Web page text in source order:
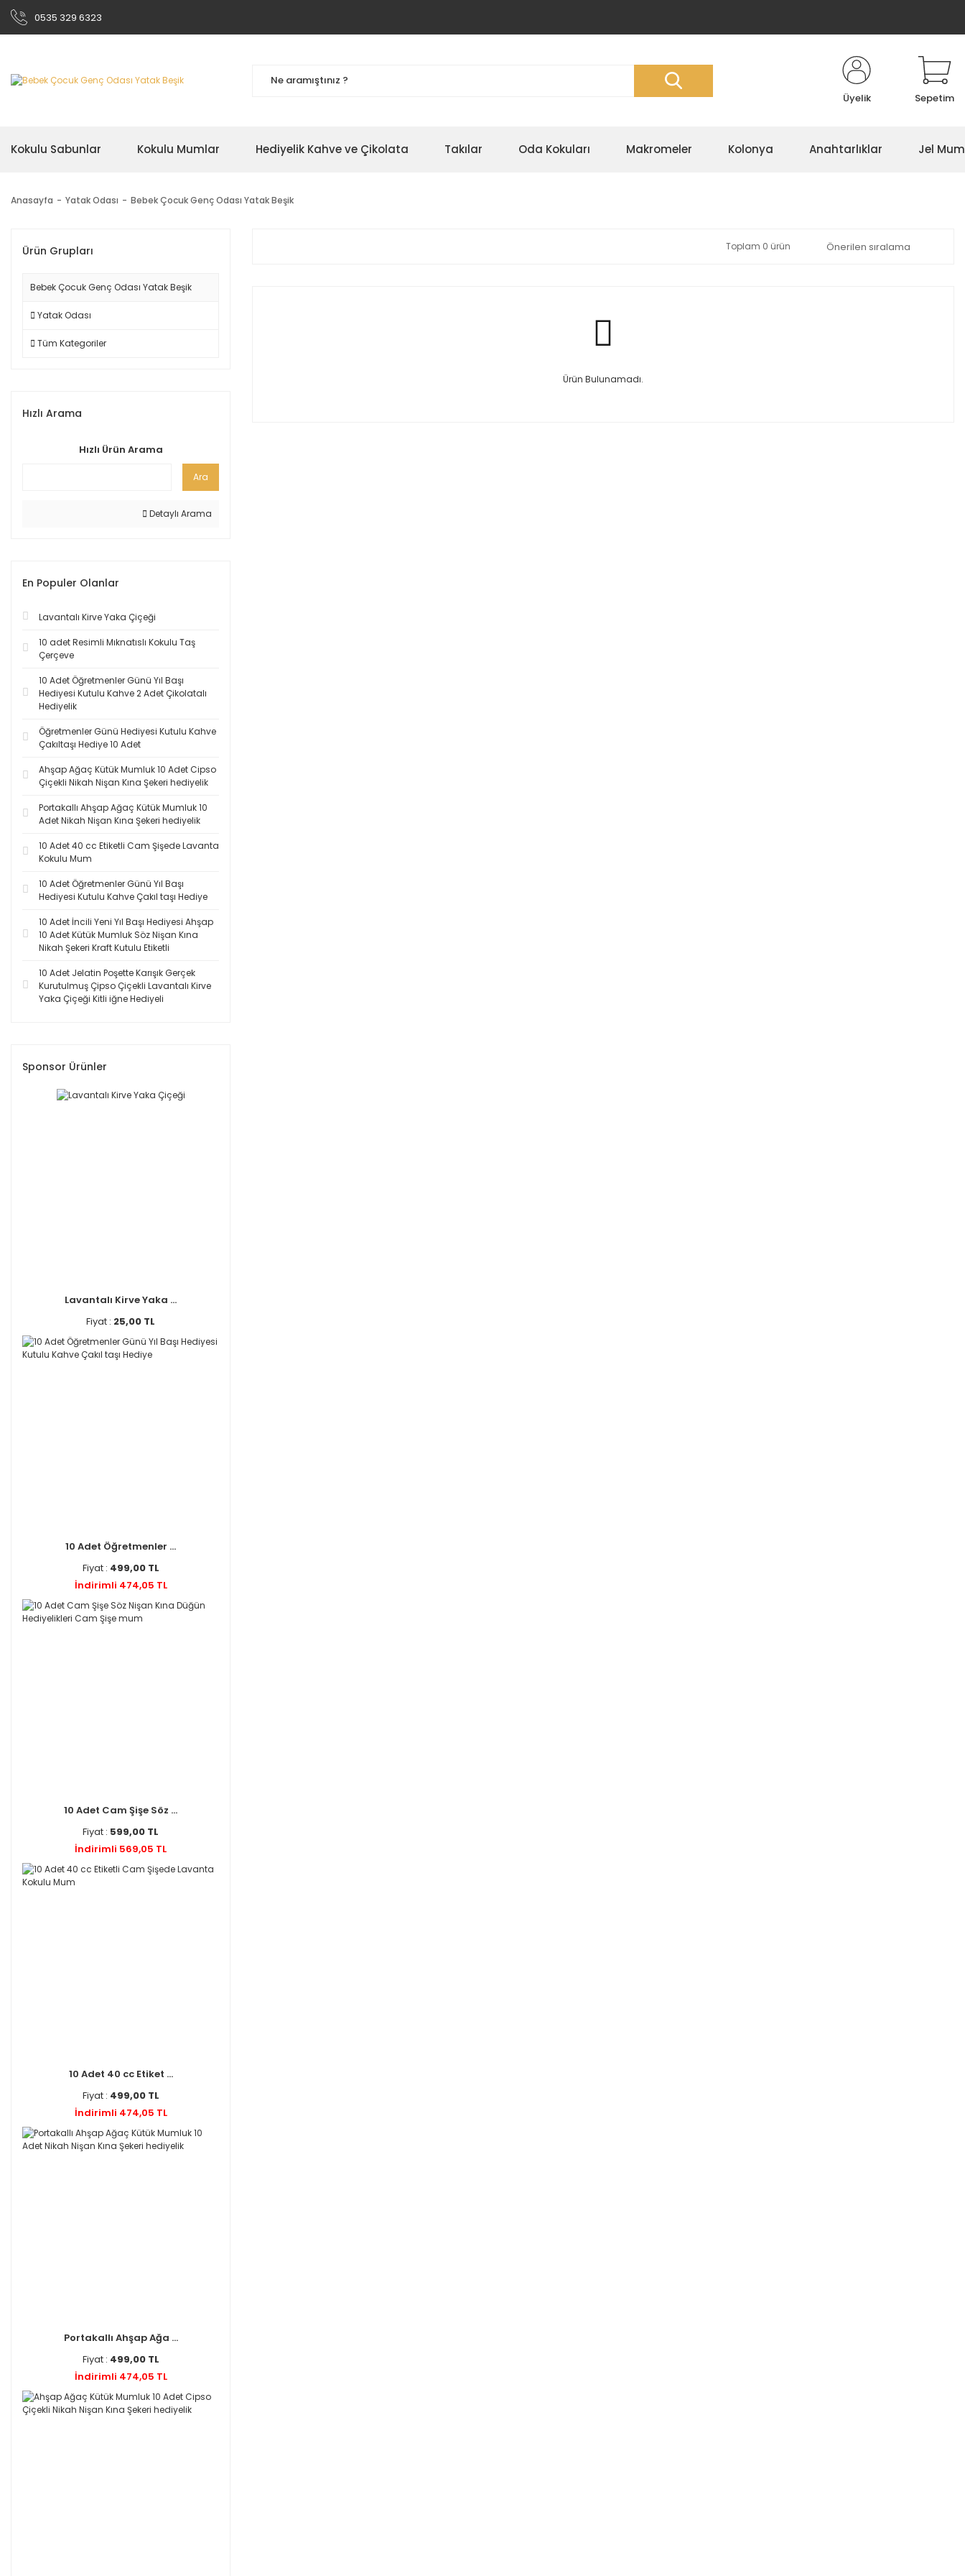
0535 329 6323
Üyelik Sepetim
Kokulu Sabunlar Kokulu Mumlar Hediyelik Kahve ve Çikolata Takılar Oda Kokuları Makromeler Kolonya Anahtarlıklar Jel
Anasayfa Yatak Odası Bebek Çocuk Genç Odası Yatak Beşik
Ürün Grupları
Bebek Çocuk Genç Odası Yatak Beşik
Yatak Odası
Tüm Kategoriler
Hızlı Arama
Hızlı Ürün Arama
Ara
Detaylı Arama
En Populer Olanlar
Lavantalı Kirve Yaka Çiçeği
10 adet Resimli Mıknatıslı Kokulu Taş
Çerçeve
10 Adet Öğretmenler Günü Yıl Başı
Hediyesi Kutulu Kahve 2 Adet Çikolatalı
Hediyelik
Öğretmenler Günü Hediyesi Kutulu Kahve
Çakıltaşı Hediye 10 Adet
Ahşap Ağaç Kütük Mumluk 10 Adet Cipso
Çiçekli Nikah Nişan Kına Şekeri hediyelik
Portakallı Ahşap Ağaç Kütük Mumluk 10
Adet Nikah Nişan Kına Şekeri hediyelik
10 Adet 40 cc Etiketli Cam Şişede Lavanta
Kokulu Mum
10 Adet Öğretmenler Günü Yıl Başı
Hediyesi Kutulu Kahve Çakıl taşı Hediye
10 Adet İncili Yeni Yıl Başı Hediyesi Ahşap
10 Adet Kütük Mumluk Söz Nişan Kına
Nikah Şekeri Kraft Kutulu Etiketli
10 Adet Jelatin Poşette Karışık Gerçek
Kurutulmuş Çipso Çiçekli Lavantalı Kirve
Yaka Çiçeği Kitli iğne Hediyeli
Sponsor Ürünler
Lavantalı Kirve Yaka ...
Fiyat : 25,00 TL
10 Adet Öğretmenler ...
Fiyat : 499,00 TL
İndirimli 474,05 TL
10 Adet Cam Şişe Söz ...
Fiyat : 599,00 TL
İndirimli 569,05 TL
10 Adet 40 cc Etiket ...
Fiyat : 499,00 TL
İndirimli 474,05 TL
Portakallı Ahşap Ağa ...
Fiyat : 499,00 TL
İndirimli 474,05 TL
Toplam 0 ürün
Ürün Bulunamadı.